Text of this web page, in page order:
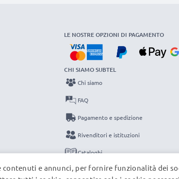
LE NOSTRE OPZIONI DI PAGAMENTO
CHI SIAMO SUBTEL
Chi siamo
FAQ
Pagamento e spedizione
Rivenditori e istituzioni
Cataloghi
Contatti
e annunci, per fornire funzionalità dei